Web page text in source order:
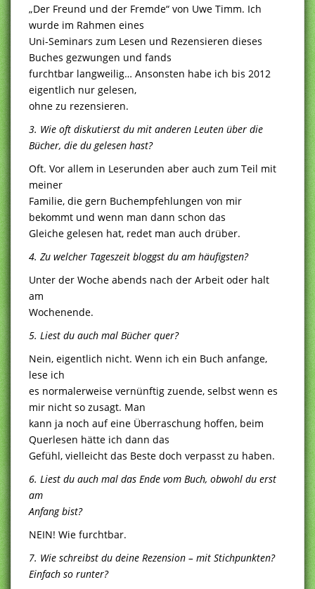
„Der Freund und der Fremde“ von Uwe Timm. Ich
wurde im Rahmen eines
Uni-Seminars zum Lesen und Rezensieren dieses
Buches gezwungen und fands
furchtbar langweilig… Ansonsten habe ich bis 2012
eigentlich nur gelesen,
ohne zu rezensieren.
3. Wie oft diskutierst du mit anderen Leuten über die
Bücher, die du gelesen hast?
Oft. Vor allem in Leserunden aber auch zum Teil mit
meiner
Familie, die gern Buchempfehlungen von mir
bekommt und wenn man dann schon das
Gleiche gelesen hat, redet man auch drüber.
4. Zu welcher Tageszeit bloggst du am häufigsten?
Unter der Woche abends nach der Arbeit oder halt
am
Wochenende.
5. Liest du auch mal Bücher quer?
Nein, eigentlich nicht. Wenn ich ein Buch anfange,
lese ich
es normalerweise vernünftig zuende, selbst wenn es
mir nicht so zusagt. Man
kann ja noch auf eine Überraschung hoffen, beim
Querlesen hätte ich dann das
Gefühl, vielleicht das Beste doch verpasst zu haben.
6. Liest du auch mal das Ende vom Buch, obwohl du erst
am
Anfang bist?
NEIN! Wie furchtbar.
7. Wie schreibst du deine Rezension – mit Stichpunkten?
Einfach so runter?